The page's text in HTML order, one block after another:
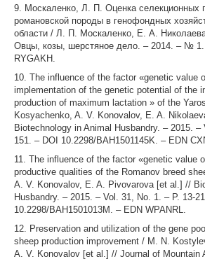
9. Москаленко, Л. П. Оценка селекционных
романовской породы в генофондных
области / Л. П. Москаленко, Е. А.
Овцы, козы, шерстяное дело. – 2014. – №
RYGAKH.
10. The influence of the factor «genetic value
implementation of the genetic potential of the
production of maximum lactation » of the
Kosyachenko, A. V. Konovalov, E. A.
Biotechnology in Animal Husbandry. – 2015.
151. – DOI 10.2298/BAH1501145K. – EDN
11. The influence of the factor «genetic value
productive qualities of the Romanov breed
A. V. Konovalov, E. A. Pivovarova [et al.] //
Husbandry. – 2015. – Vol. 31, No. 1. – P. 13-
10.2298/BAH1501013M. – EDN WPANRL.
12. Preservation and utilization of the gene
sheep production improvement / M. N.
A. V. Konovalov [et al.] // Journal of Mountain